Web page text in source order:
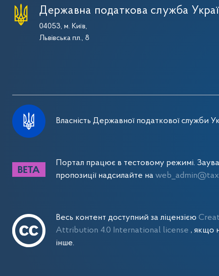
Державна податкова служба
04053, м. Київ,
Львівська пл., 8
Власність Державної податкової служби
Портал працює в тестовому режимі.
пропозиції надсилайте на
Весь контент доступний за ліцензією
Attribution 4.0 International license, якщо
інше.